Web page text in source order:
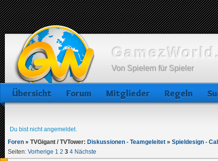
Von Spielern für Spieler
Übersicht Forum Mitglieder Regeln
Du bist nicht angemeldet.
Foren » TVGigant / TVTower: Diskussionen - Teamgeleitet » Spieldesign -
Seiten: Vorherige 1 2 3 4 Nächste